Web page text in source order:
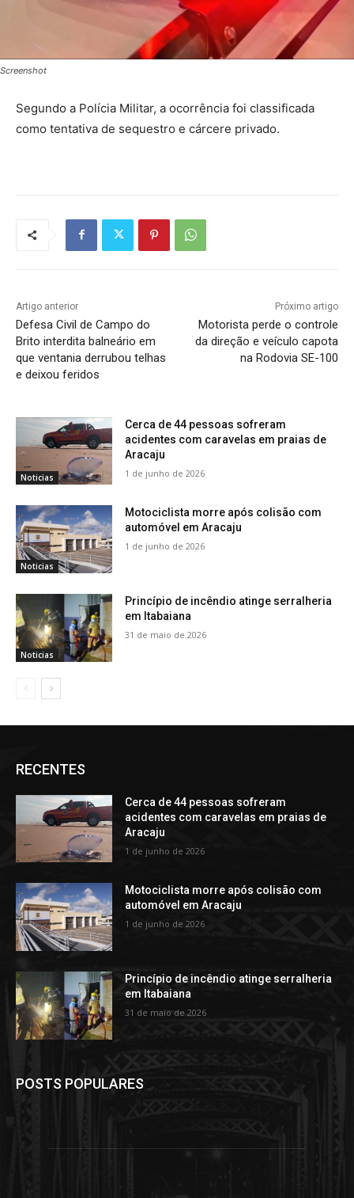
Screenshot
Segundo a Polícia Militar, a ocorrência foi classificada
como tentativa de sequestro e cárcere privado.
Artigo anterior
Defesa Civil de Campo do
Brito interdita balneário em
que ventania derrubou telhas
e deixou feridos
Próximo artigo
Motorista perde o controle
da direção e veículo capota
na Rodovia SE-100
Noticias
Cerca de 44 pessoas sofreram
acidentes com caravelas em praias de
Aracaju
1 de junho de 2026
Noticias
Motociclista morre após colisão com
automóvel em Aracaju
1 de junho de 2026
Noticias
Princípio de incêndio atinge serralheria
em Itabaiana
31 de maio de 2026
RECENTES
Cerca de 44 pessoas sofreram
acidentes com caravelas em praias de
Aracaju
1 de junho de 2026
Motociclista morre após colisão com
automóvel em Aracaju
1 de junho de 2026
Princípio de incêndio atinge serralheria
em Itabaiana
31 de maio de 2026
POSTS POPULARES